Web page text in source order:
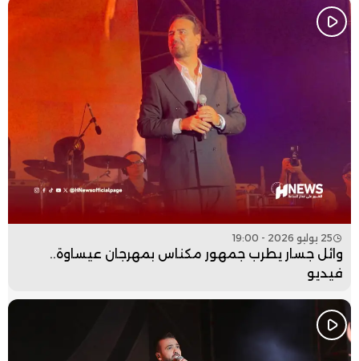
25 يوليو 2026 - 19:00
وائل جسار يطرب جمهور مكناس بمهرجان عيساوة..
فيديو